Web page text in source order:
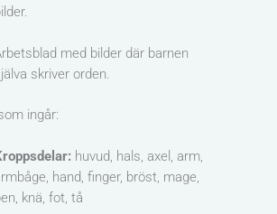
med bilder där barnen
skriver orden.
ingår:
huvud, hals, axel, arm,
hand, finger, bröst, mage,
knä, fot, tå